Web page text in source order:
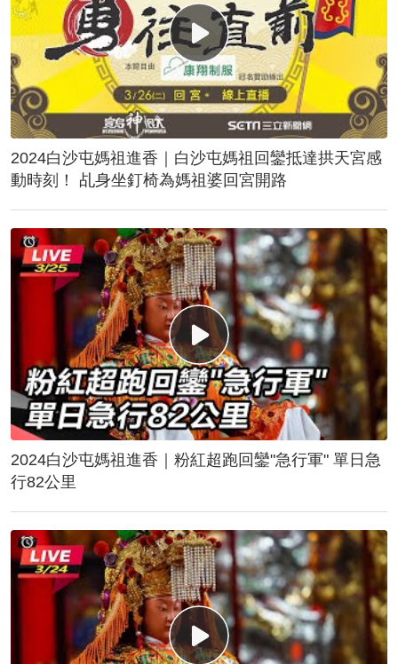
2024白沙屯媽祖進香｜白沙屯媽祖回鑾抵達拱天宮感
動時刻！ 乩身坐釘椅為媽祖婆回宮開路
2024白沙屯媽祖進香｜粉紅超跑回鑾"急行軍" 單日急
行82公里